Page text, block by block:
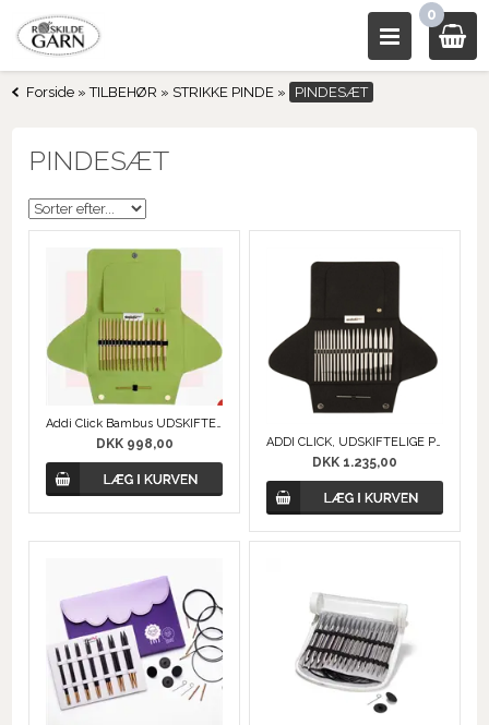
0
Forside »TILBEHØR » STRIKKE PINDE » PINDESÆT
PINDESÆT
Addi Click Bambus UDSKIFTELIG PINDES®T
DKK 998,00 ADDI CLICK, UDSKIFTELIGE PINDE S®T fra addi
DKK 1.235,00